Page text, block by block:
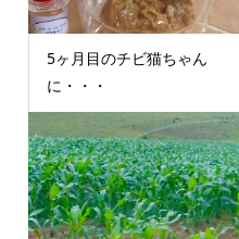
5ヶ月目のチビ猫ちゃん
に・・・